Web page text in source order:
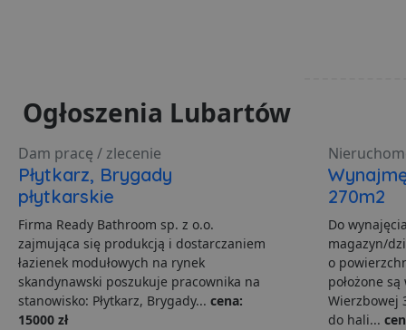
Ogłoszenia Lubartów
Dam pracę / zlecenie
Płytkarz, Brygady
płytkarskie
Firma Ready Bathroom sp. z o.o.
zajmująca się produkcją i dostarczaniem
łazienek modułowych na rynek
skandynawski poszukuje pracownika na
stanowisko: Płytkarz, Brygady... cena:
15000 zł
270m2
Do
magazyn/
o
położone
Wierzbowej
do hali...
_ga_481PHN7HEZ
VISITOR_INFO1_LIVE
__Secure-